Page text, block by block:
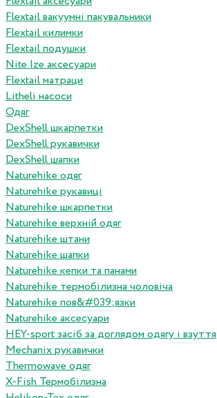
Flextail вакуумні пакувальники
Flextail килимки
Flextail подушки
Nite Ize аксесуари
Flextail матраци
Litheli насоси
Одяг
DexShell шкарпетки
DexShell рукавички
DexShell шапки
Naturehike одяг
Naturehike рукавиці
Naturehike шкарпетки
Naturehike верхній одяг
Naturehike штани
Naturehike шапки
Naturehike кепки та панами
Naturehike термобілизна чоловіча
Naturehike пов&#039;язки
Naturehike аксесуари
HEY-sport засіб за доглядом одягу і взуття
Mechanix рукавички
Thermowave одяг
X-Fish Термобілизна